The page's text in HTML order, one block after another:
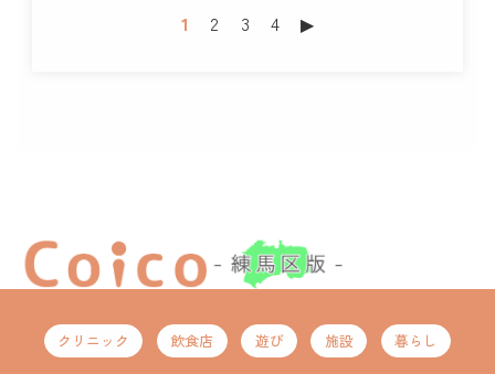
1 2 3 4 ▶︎
クリニック 飲食店 遊び 施設 暮らし